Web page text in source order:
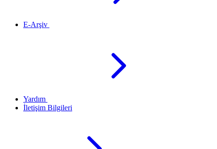
E-Arşiv
Yardım
İletişim Bilgileri